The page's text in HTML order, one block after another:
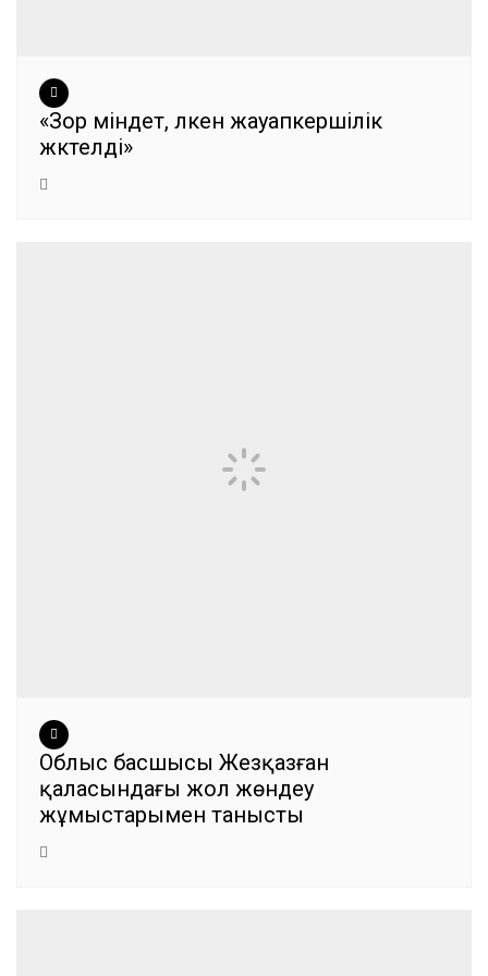
«Зор міндет, үлкен жауапкершілік
жүктелді»
Облыс басшысы Жезқазған
қаласындағы жол жөндеу
жұмыстарымен танысты